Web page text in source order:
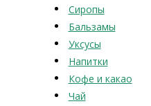
Сиропы
Бальзамы
Уксусы
Напитки
Кофе и какао
Чай